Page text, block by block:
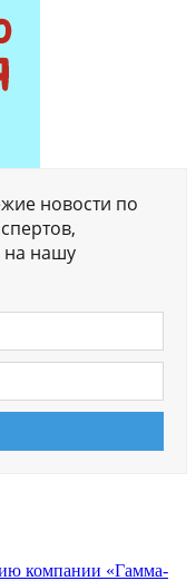
новости по
на нашу
компании «Гамма-